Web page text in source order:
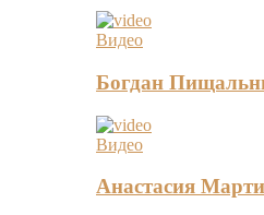
Видео
Богдан
Видео
Анастасия